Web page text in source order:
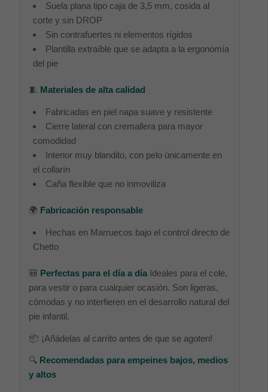
Suela plana tipo caja de 3,5 mm, cosida al
corte y sin DROP
Sin contrafuertes ni elementos rígidos
Plantilla extraíble que se adapta a la ergonomía
del pie
🧵 Materiales de alta calidad
Fabricadas en piel napa suave y resistente
Cierre lateral con cremallera para mayor
comodidad
Interior muy blandito, con pelo únicamente en
el collarín
Caña flexible que no inmoviliza
🌍 Fabricación responsable
Hechas en Marruecos bajo el control directo de
Chetto
🎒 Perfectas para el día a día Ideales para el cole,
para vestir o para cualquier ocasión. Son ligeras,
cómodas y no interfieren en el desarrollo natural del
pie infantil.
📦 ¡Añádelas al carrito antes de que se agoten!
🔍 Recomendadas para empeines bajos, medios
y altos